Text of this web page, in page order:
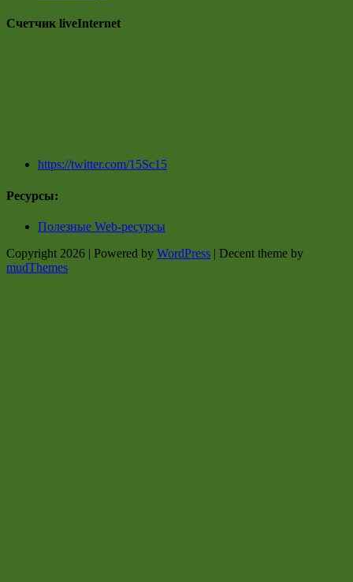
Счетчик liveInternet
https://twitter.com/15Sc15
Ресурсы:
Полезные Web-ресурсы
Copyright 2026 | Powered by WordPress | Decent theme by
mudThemes